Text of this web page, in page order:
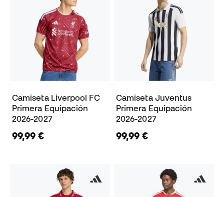
Camiseta Liverpool FC
Primera Equipación
2026-2027
99,99 €
Camiseta Juventus
Primera Equipación
2026-2027
99,99 €